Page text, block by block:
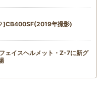
]CB400SF(2019年撮影)
ェイスヘルメット・Z-7に新グ